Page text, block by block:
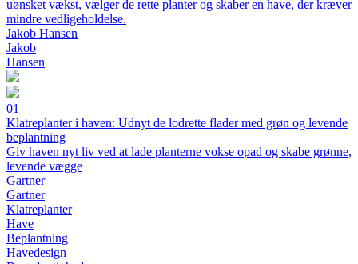
uønsket vækst, vælger de rette planter og skaber en have, der kræver
mindre vedligeholdelse.
Jakob Hansen
Jakob
Hansen
01
Klatreplanter i haven: Udnyt de lodrette flader med grøn og levende
beplantning
Giv haven nyt liv ved at lade planterne vokse opad og skabe grønne,
levende vægge
Gartner
Gartner
Klatreplanter
Have
Beplantning
Havedesign